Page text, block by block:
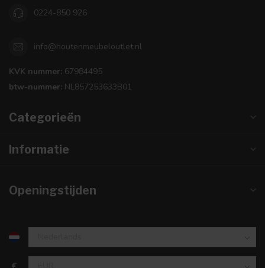
0224-850 926
info@houtenmeubeloutlet.nl
KVK nummer: 67984495
btw-nummer: NL857253633B01
Categorieën
Informatie
Openingstijden